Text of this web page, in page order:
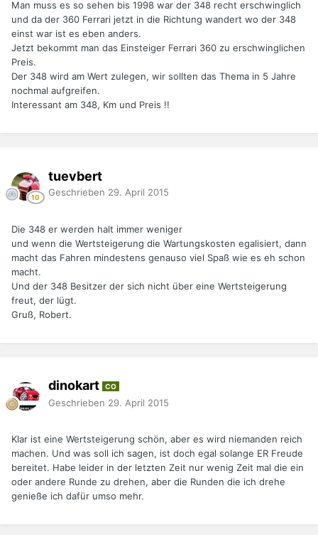
Man muss es so sehen bis 1998 war der 348 recht erschwinglich
und da der 360 Ferrari jetzt in die Richtung wandert wo der 348
einst war ist es eben anders.
Jetzt bekommt man das Einsteiger Ferrari 360 zu erschwinglichen
Preis.
Der 348 wird am Wert zulegen, wir sollten das Thema in 5 Jahre
nochmal aufgreifen.
Interessant am 348, Km und Preis !!
tuevbert
Geschrieben 29. April 2015
Die 348 er werden halt immer weniger
und wenn die Wertsteigerung die Wartungskosten egalisiert, dann
macht das Fahren mindestens genauso viel Spaß wie es eh schon
macht.
Und der 348 Besitzer der sich nicht über eine Wertsteigerung
freut, der lügt.
Gruß, Robert.
dinokart CO
Geschrieben 29. April 2015
Klar ist eine Wertsteigerung schön, aber es wird niemanden reich
machen. Und was soll ich sagen, ist doch egal solange ER Freude
bereitet. Habe leider in der letzten Zeit nur wenig Zeit mal die ein
oder andere Runde zu drehen, aber die Runden die ich drehe
genieße ich dafür umso mehr.